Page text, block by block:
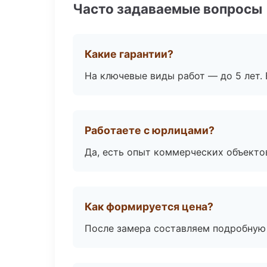
Часто задаваемые вопросы
Какие гарантии?
На ключевые виды работ — до 5 лет.
Работаете с юрлицами?
Да, есть опыт коммерческих
Как формируется цена?
После замера составляем